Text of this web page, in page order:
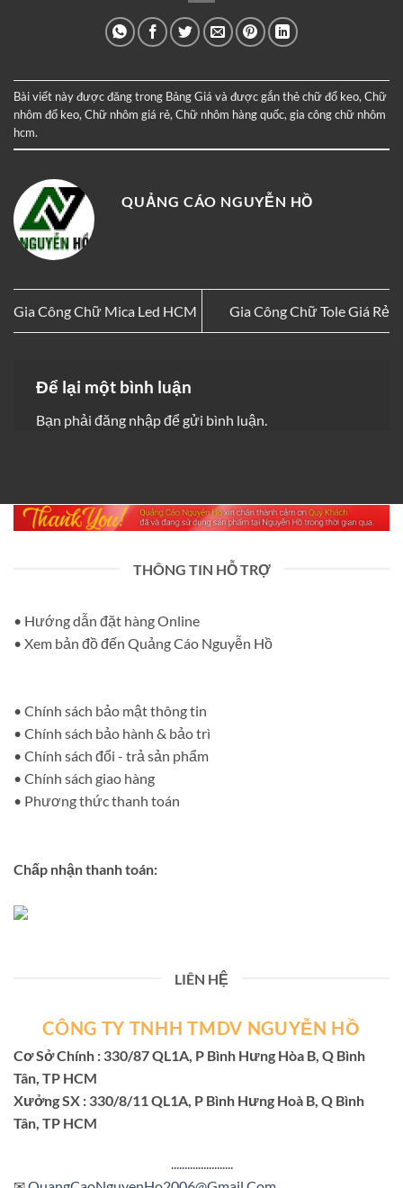
Bài viết này được đăng trong Bảng Giá và được gắn thẻchữ đổ keo, Chữ
nhôm đổ keo, Chữ nhôm giá rẻ, Chữ nhôm hàng quốc, gia công chữ nhôm
hcm.
QUẢNG CÁO NGUYỄN HỒ
Gia Công Chữ Mica Led HCM Gia Công Chữ Tole Giá Rẻ
Để lại một bình luận
Bạn phải đăng nhậpđể gửi bình luận.
THÔNG TIN HỖ TRỢ
• Hướng dẫn đặt hàng Online
• Xem bản đồ đến Quảng Cáo Nguyễn Hồ
• Chính sách bảo mật thông tin
• Chính sách bảo hành & bảo trì
• Chính sách đổi - trả sản phẩm
• Chính sách giao hàng
• Phương thức thanh toán
Chấp nhận thanh toán:
LIÊN HỆ
CÔNG TY TNHH TMDV NGUYỄN HỒ
Cơ Sở Chính : 330/87 QL1A, P Bình Hưng Hòa B, Q Bình
Tân, TP HCM
Xưởng SX : 330/8/11 QL1A, P Bình Hưng Hoà B, Q Bình
Tân, TP HCM
.......................